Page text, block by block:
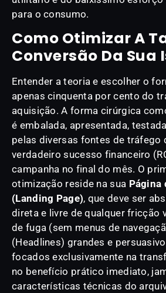
para o consumo.
Como Otimizar A
Conversão Da Sua
Entender a teoria e escolher o
apenas cinquenta por cento do
aquisição. A forma cirúrgica
é embalada, apresentada,
pelas diversas fontes de tráfego
verdadeiro sucesso financeiro
campanha no final do mês. O
otimização reside na sua Página
(Landing Page), que deve ser
direta e livre de qualquer fricção
de fuga (sem menus de
(Headlines) grandes e
focados exclusivamente na
no benefício prático imediato,
características técnicas do